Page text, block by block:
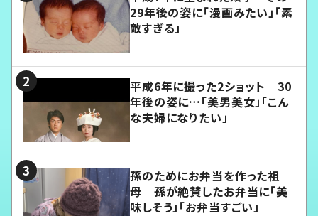
29年後の姿に「漫画みたい」「素
敵すぎる」
平成6年に撮った2ショット 30
年後の姿に…「美男美女」「こん
な夫婦になりたい」
孫のためにお弁当を作った祖
母 孫が絶賛したお弁当に「美
味しそう」「お弁当すごい」